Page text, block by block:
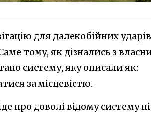
для далекобійних ударів
тому, як дізнались з
систему, яку описали як:
за місцевістю.
про доволі відому систему